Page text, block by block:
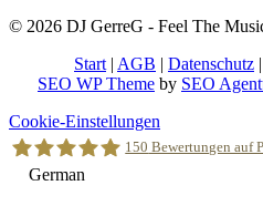
© 2026 DJ GerreG - Feel The
Start| AGB | Datenschutz |
SEO WP Theme by SEO
Nach
oben
scrollen
Cookie-Einstellungen
150 Bewertungen auf
German